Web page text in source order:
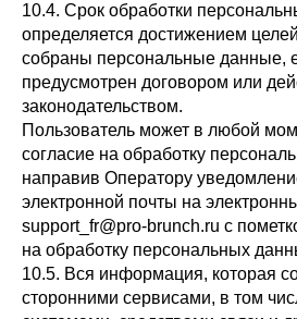
10.4. Срок обработки
определяется достижением
собраны персональные данные,
предусмотрен договором или
законодательством.
Пользователь может в любой
согласие на обработку
направив Оператору
электронной почты на
support_fr@pro-brunch.ru с
на обработку персональных
10.5. Вся информация, которая
сторонними сервисами, в том